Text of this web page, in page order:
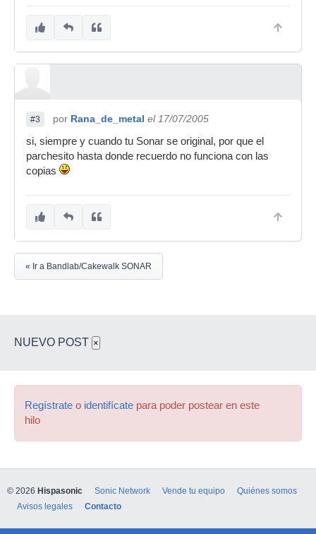
#3 por Rana_de_metal el 17/07/2005
si, siempre y cuando tu Sonar se original, por que el
parchesito hasta donde recuerdo no funciona con las
copias
« Ir a Bandlab/Cakewalk SONAR
NUEVO POST ×
Regístrate o identifícate para poder postear en este
hilo
© 2026 Hispasonic Sonic Network Vende tu equipo
Quiénes somos
Avisos legales
Contacto